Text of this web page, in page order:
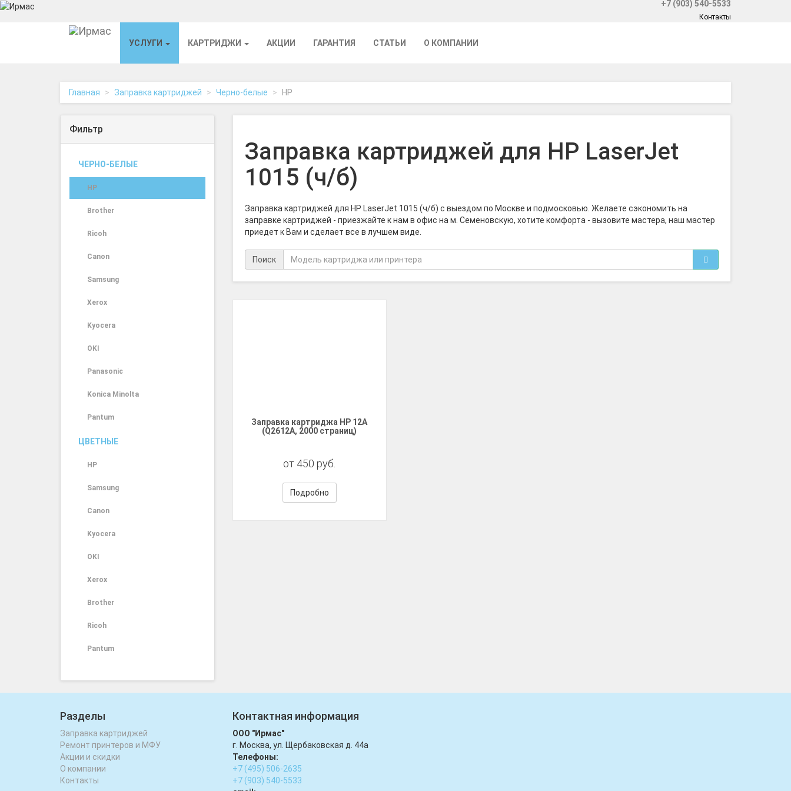
+7 (903) 540-5533
Контакты
УСЛУГИ КАРТРИДЖИ АКЦИИ ГАРАНТИЯ СТАТЬИ О КОМПАНИИ
Главная Заправка картриджей Черно-белые HP
Фильтр
ЧЕРНО-БЕЛЫЕ
HP
Brother
Ricoh
Canon
Samsung
Xerox
Kyocera
OKI
Panasonic
Konica Minolta
Pantum
ЦВЕТНЫЕ
HP
Samsung
Canon
Kyocera
OKI
Xerox
Brother
Ricoh
Pantum
Заправка картриджей для HP LaserJet
1015 (ч/б)
Заправка картриджей для HP LaserJet 1015 (ч/б) с выездом по Москве и подмосковью. Желаете сэкономить на
заправке картриджей - приезжайте к нам в офис на м. Семеновскую, хотите комфорта - вызовите мастера, наш мастер
приедет к Вам и сделает все в лучшем виде.
Поиск
Заправка картриджа HP 12A
(Q2612A, 2000 страниц)
от 450 руб.
Подробно
Разделы
Заправка картриджей
Ремонт принтеров и МФУ
Акции и скидки
О компании
Контакты
Контактная информация
ООО "Ирмас"
г. Москва, ул. Щербаковская д. 44а
Телефоны:
+7 (495) 506-2635
+7 (903) 540-5533